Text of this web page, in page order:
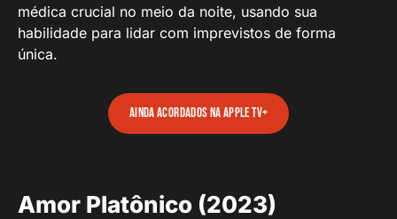
médica crucial no meio da noite, usando sua
habilidade para lidar com imprevistos de forma
única.
Ainda Acordados na Apple TV+
Amor Platônico (2023)